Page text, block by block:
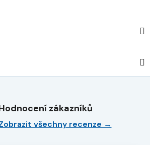
zákazníků
všechny recenze →